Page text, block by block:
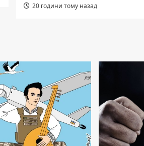
20 години тому назад